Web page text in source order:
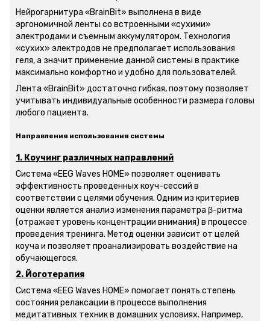
Нейрогарнитура «BrainBit» выполнена в виде
эргономичной ленты со встроенными «сухими»
электродами и съемным аккумулятором. Технология
«сухих» электродов не предполагает использования
геля, а значит применение данной системы в практике
максимально комфортно и удобно для пользователей.
Лента «BrainBit» достаточно гибкая, поэтому позволяет
учитывать индивидуальные особенности размера головы
любого пациента.
Направления использования системы
1. Коучинг различных направлений
Система «EEG Waves HOME» позволяет оценивать
эффективность проведенных коуч-сессий в
соответствии с целями обучения. Одним из критериев
оценки является анализ изменения параметра β-ритма
(отражает уровень концентрации внимания) в процессе
проведения тренинга. Метод оценки зависит от целей
коуча и позволяет проанализировать воздействие на
обучающегося.
2. Йоготерапия
Система «EEG Waves HOME» помогает понять степень
состояния релаксации в процессе выполнения
медитативных техник в домашних условиях. Например,